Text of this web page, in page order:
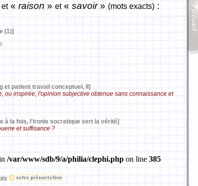
et« raison » et« savoir» (mots exacts) :
(1)]
et patient travail conceptuel, II]
ou inspirée, l'opinion subjective obtenue sans connaissance et
à la fois, l'ironie socratique sert la vérité]
et suffisance ?
/var/www/sdb/9/a/philia/clephi.php on line 385